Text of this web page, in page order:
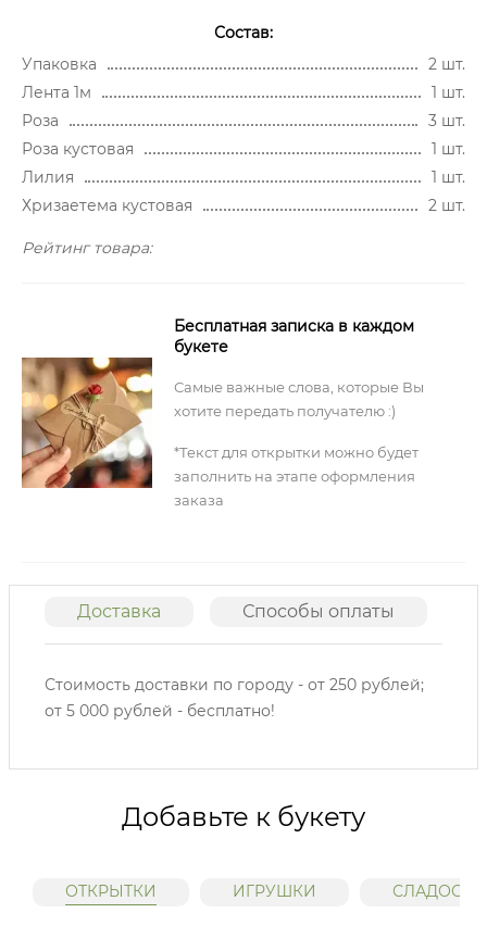
Состав:
Упаковка
2 шт.
Лента 1м
1 шт.
Роза
3 шт.
Роза кустовая
1 шт.
Лилия
1 шт.
Хризаетема кустовая
2 шт.
Рейтинг товара:
Бесплатная записка в каждом
букете
Самые важные слова, которые Вы
хотите передать получателю :)
*Текст для открытки можно будет
заполнить на этапе оформления
заказа
Доставка Способы оплаты
Стоимость доставки по городу - от 250 рублей;
от 5 000 рублей - бесплатно!
Добавьте к букету
ОТКРЫТКИ ИГРУШКИ СЛАДОСТИ